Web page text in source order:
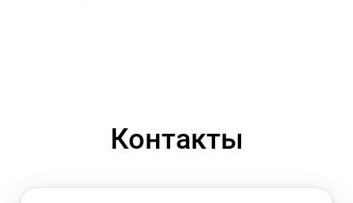
Контакты